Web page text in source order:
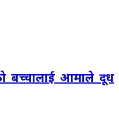
बच्चालाई आमाले दूध